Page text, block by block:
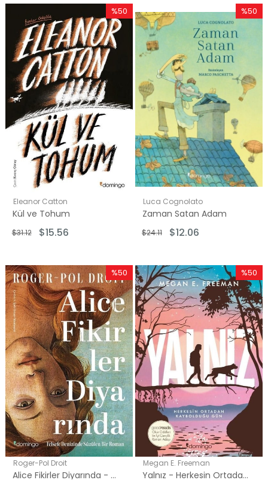
Eleanor Catton
Kül ve Tohum
$15.56
$31.12
%50
İndirim
%50İndirim
Luca Cognolato
Zaman Satan Adam
$12.06
$24.11
%50
Roger-Pol Droit
Alice Fikirler Diyarında - Felsefe Denizinde Süzülen Bir Roman
%50
İndirim
%50İndirim
Megan E. Freeman
Yalnız - Herkesin Ortadan Kaybolduğu Gün
%50
İndirim